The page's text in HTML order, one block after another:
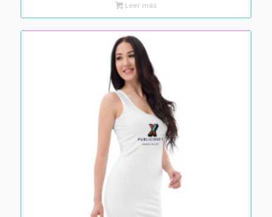
Leer más